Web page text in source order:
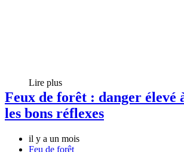
Lire plus
Feux de forêt : danger élevé
les bons réflexes
il y a un mois
Feu de forêt